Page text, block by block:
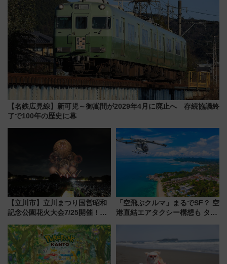
【名鉄広見線】新可児～御嵩間が2029年4月に廃止へ 存続協議終
了で100年の歴史に幕
【立川市】立川まつり国営昭和
記念公園花火大会7/25開催！
混雑に要注意、その理由は
「空飛ぶクルマ」まるでSF？ 空
港直結エアタクシー構想も タイ